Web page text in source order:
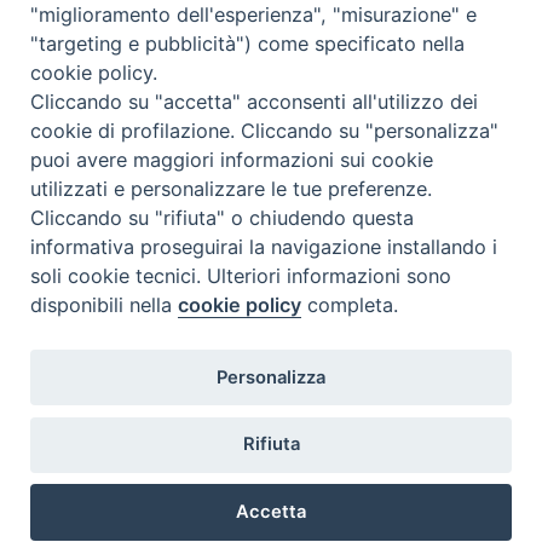
Contatti & Info
C.ne Aurelia, 50 – 00165 Roma
Contatti
Scrivi a: cnvf@chiesacattolica.it
"miglioramento dell'esperienza", "misurazione" e
"targeting e pubblicità") come specificato nella
cookie policy.
Cliccando su "accetta" acconsenti all'utilizzo dei
cookie di profilazione. Cliccando su "personalizza"
puoi avere maggiori informazioni sui cookie
utilizzati e personalizzare le tue preferenze.
Cliccando su "rifiuta" o chiudendo questa
informativa proseguirai la navigazione installando i
soli cookie tecnici. Ulteriori informazioni sono
disponibili nellacookie policy completa.
Personalizza
Rifiuta
Accetta